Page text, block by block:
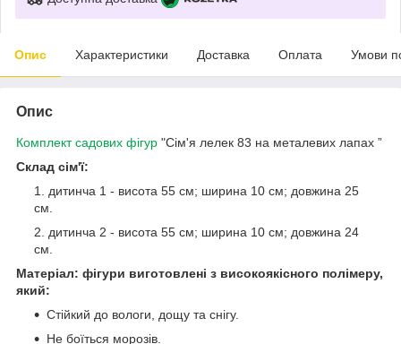
Опис Характеристики Доставка Оплата Умови
Опис
Комплект садових фігур "Сім'я лелек 83 на металевих лапах ”
Склад сім'ї:
дитинча 1 - висота 55 см; ширина 10 см; довжина 25
см.
дитинча 2 - висота 55 см; ширина 10 см; довжина 24
см.
Матеріал: фігури виготовлені з високоякісного полімеру,
який:
Стійкий до вологи, дощу та снігу.
Не боїться морозів.